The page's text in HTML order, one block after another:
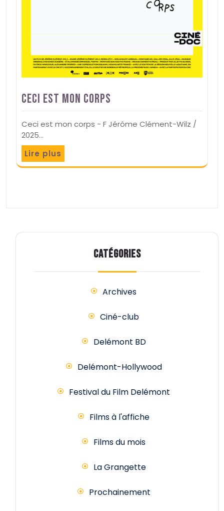
Ceci est mon corps
Ceci est mon corps - F Jérôme Clément-Wilz /
2025…
Lire plus
CATÉGORIES
Archives
Ciné-club
Delémont BD
Delémont-Hollywood
Festival du Film Delémont
Films à l'affiche
Films du mois
La Grangette
Prochainement